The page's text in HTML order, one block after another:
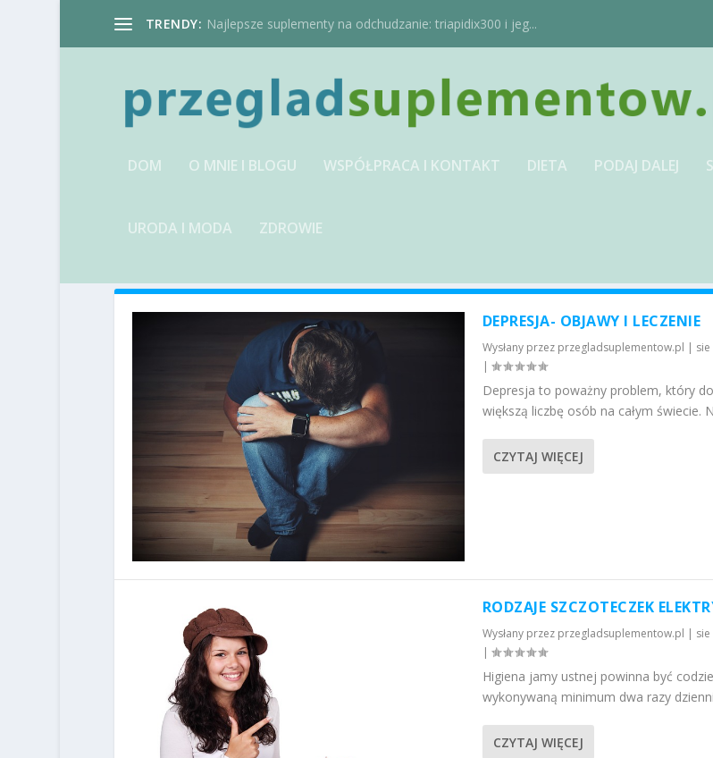
TRENDY: Najlepsze suplementy na odchudzanie: triapidix300 i jeg...
DOM O MNIE I BLOGU WSPÓŁPRACA I KONTAKT DIETA PODAJ DALEJ
URODA I MODA ZDROWIE
DEPRESJA- OBJAWY I LECZENIE
Wysłany przez przegladsuplementow.pl |
|
Depresja to poważny problem, który
większą liczbę osób na całym świecie.
CZYTAJ WIĘCEJ
RODZAJE SZCZOTECZEK
Wysłany przez przegladsuplementow.pl |
|
Higiena jamy ustnej powinna być
wykonywaną minimum dwa razy
CZYTAJ WIĘCEJ